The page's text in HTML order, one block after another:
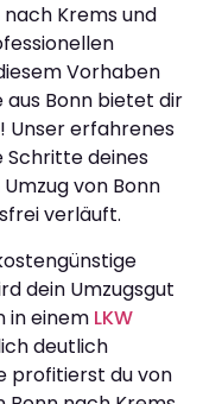
Krems und
Vorhaben
Bonn bietet dir
Unser erfahrenes
Schritte deines
von Bonn
verläuft.
dein Umzugsgut
in einem LKW
deutlich
profitierst du von